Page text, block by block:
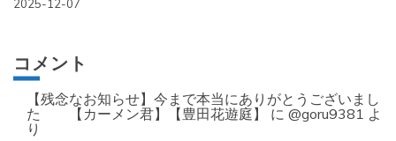
2025-12-07
コメント
【残念なお知らせ】今まで本当にありがとうございまし
た 【カーメン君】【豊田花遊庭】
に @goru9381 よ
り